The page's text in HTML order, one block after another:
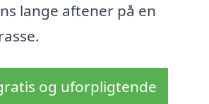
lange aftener på en
og uforpligtende